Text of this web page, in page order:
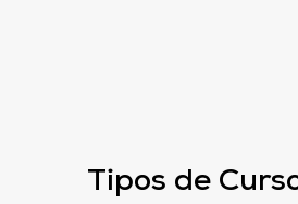
Tipos de